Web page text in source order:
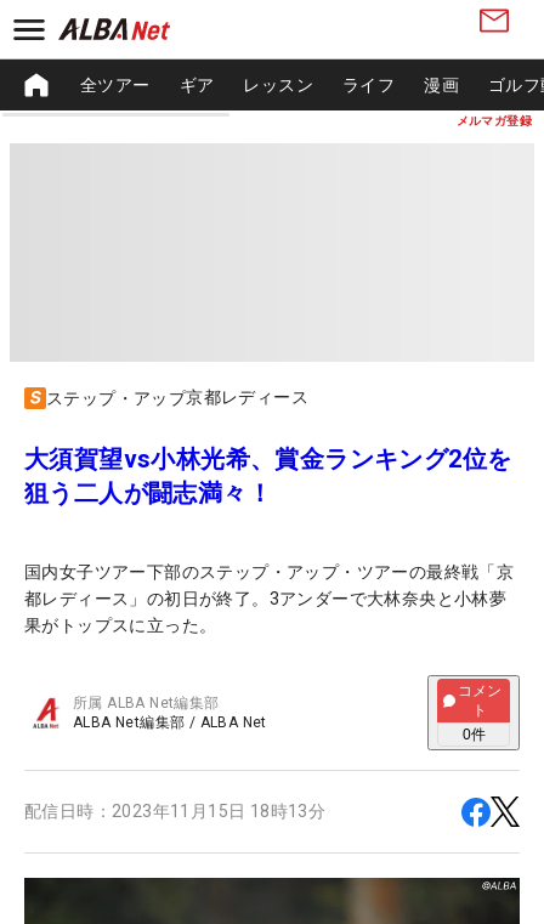
メルマガ登録
全ツアー ギア レッスン ライフ 漫画 ゴル
ステップ・アップ京都レディース
大須賀望vs小林光希、賞金ランキング2位を
狙う二人が闘志満々！
国内女子ツアー下部のステップ・アップ・ツアーの最終戦「京
都レディース」の初日が終了。3アンダーで大林奈央と小林夢
果がトップスに立った。
所属ALBA Net編集部
ALBA Net編集部 / ALBA Net
コメン
ト
0件
配信日時： 2023年11月15日 18時13分